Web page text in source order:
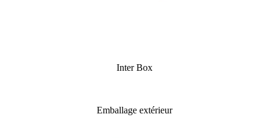
Inter Box
Emballage extérieur